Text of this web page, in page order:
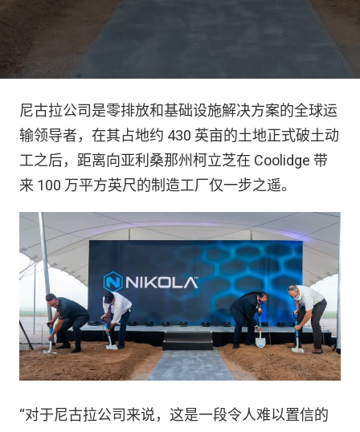
尼古拉公司是零排放和基础设施解决方案的全球运
输领导者，在其占地约 430 英亩的土地正式破土动
工之后，距离向亚利桑那州柯立芝在 Coolidge 带
来 100 万平方英尺的制造工厂仅一步之遥。
“对于尼古拉公司来说，这是一段令人难以置信的